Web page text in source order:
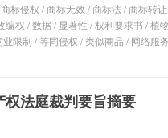
商标侵权 /商标无效 /商标法 /商标转让
编权 /数据/ 显著性 /权利要求书 /植
业限制 /等同侵权 /类似商品 / 网络服
法庭裁判要旨摘要